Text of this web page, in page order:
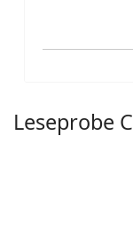
Leseprobe